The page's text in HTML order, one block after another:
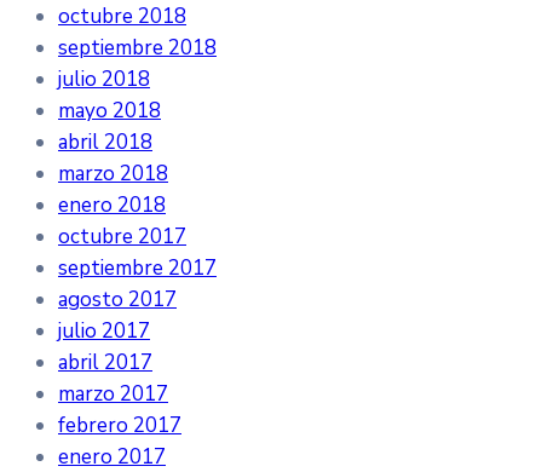
octubre 2018
septiembre 2018
julio 2018
mayo 2018
abril 2018
marzo 2018
enero 2018
octubre 2017
septiembre 2017
agosto 2017
julio 2017
abril 2017
marzo 2017
febrero 2017
enero 2017